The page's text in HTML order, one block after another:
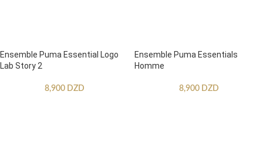
Ensemble Puma Essential Logo
Lab Story 2
8,900 DZD
Ensemble Puma Essentials
Homme
8,900 DZD